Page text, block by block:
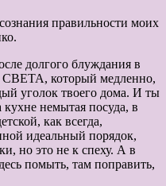
правильности моих
долгого блуждания в
который медленно,
уголок твоего дома. И ты
немытая посуда, в
как всегда,
идеальный порядок,
но это не к спеху. А в
помыть, там поправить,